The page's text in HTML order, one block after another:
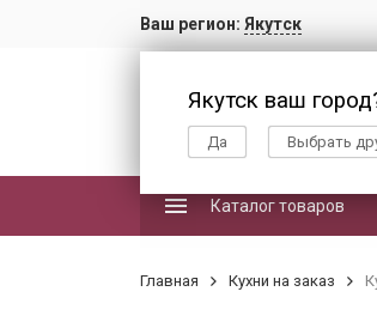
Ваш регион: Якутск
Якутск ваш
Да Выбрать
Каталог товаров
Главная Кухни на заказ